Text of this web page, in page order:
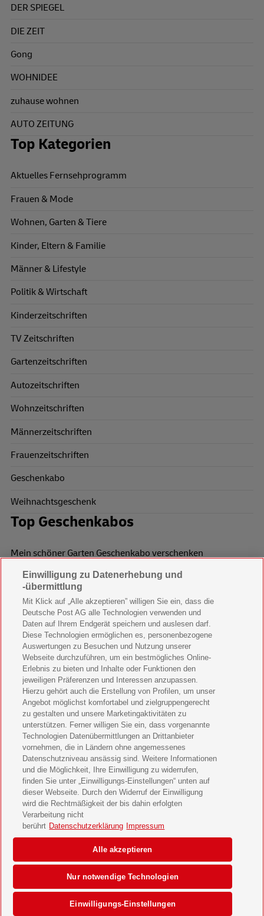
DER SPIEGEL
DIE ZEIT
Gong
WOHNIDEE
zuhause wohnen
AUTO ZEITUNG
Top Kategorien
Aktuelles Fernsehprogramm
Frauen & Mode
Wohnen, Garten & Tiere
Kinder, Eltern & Familie
Männer & Lifestyle
Politik & Wirtschaft
Kinderzeitschriften
TV Zeitschriften
Gartenzeitschriften
Autozeitschriften
Wohnzeitschriften
Männerzeitschriften
Frauenzeitschriften
Geschenkabo
Weihnachtsgeschenk
Top Geschenkabos
Mein schöner Garten Geschenkabo verschenken
Wohnen & Garten Geschenkabo verschenken
Mein schönes Land Geschenkabo verschenken
Bild der Frau Geschenkabo verschenken
11 Freunde Geschenkabo verschenken
LEGO Ninjago Magazin Geschenkabo verschenken
Brigitte Geschenkabo verschenken
GEOlino Geschenkabo verschenken
Stern Crime Geschenkabo verschenken
Welt der Wunder Geschenkabo verschenken
GEO Geschenkabo verschenken
Datenschutz & Cookies
Einwilligungs-Einstellungen
Barrierefreiheit
© 2026 Deutsche Post AG
Einwilligung zu Datenerhebung und
-übermittlung
Mit Klick auf „Alle akzeptieren” willigen Sie ein, dass die
Deutsche Post AG alle Technologien verwenden und
Daten auf Ihrem Endgerät speichern und auslesen darf.
Diese Technologien ermöglichen es, personenbezogene
Auswertungen zu Besuchen und Nutzung unserer
Webseite durchzuführen, um ein bestmögliches Online-
Erlebnis zu bieten und Inhalte oder Funktionen den
jeweiligen Präferenzen und Interessen anzupassen.
Hierzu gehört auch die Erstellung von Profilen, um unser
Angebot möglichst komfortabel und zielgruppengerecht
zu gestalten und unsere Marketingaktivitäten zu
unterstützen. Ferner willigen Sie ein, dass vorgenannte
Technologien Datenübermittlungen an Drittanbieter
vornehmen, die in Ländern ohne angemessenes
Datenschutzniveau ansässig sind. Weitere Informationen
und die Möglichkeit, Ihre Einwilligung zu widerrufen,
finden Sie unter „Einwilligungs-Einstellungen“ unten auf
dieser Webseite. Durch den Widerruf der Einwilligung
wird die Rechtmäßigkeit der bis dahin erfolgten
Verarbeitung nicht
berührt Datenschutzerklärung Impressum
Einwilligungs-Einstellungen
Nur notwendige Technologien
Alle akzeptieren